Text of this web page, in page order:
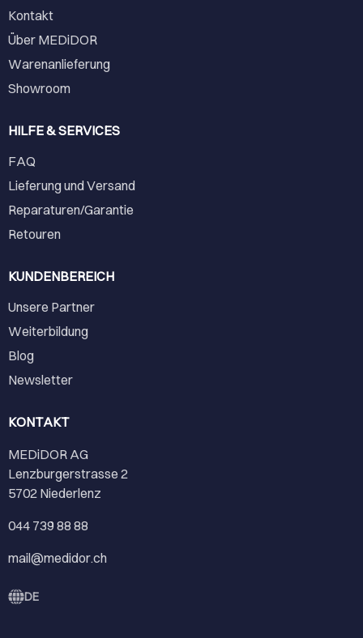
Kontakt
Über MEDiDOR
Warenanlieferung
Showroom
HILFE & SERVICES
FAQ
Lieferung und Versand
Reparaturen/Garantie
Retouren
KUNDENBEREICH
Unsere Partner
Weiterbildung
Blog
Newsletter
KONTAKT
MEDiDOR AG
Lenzburgerstrasse 2
5702 Niederlenz
044 739 88 88
mail@medidor.ch
DE